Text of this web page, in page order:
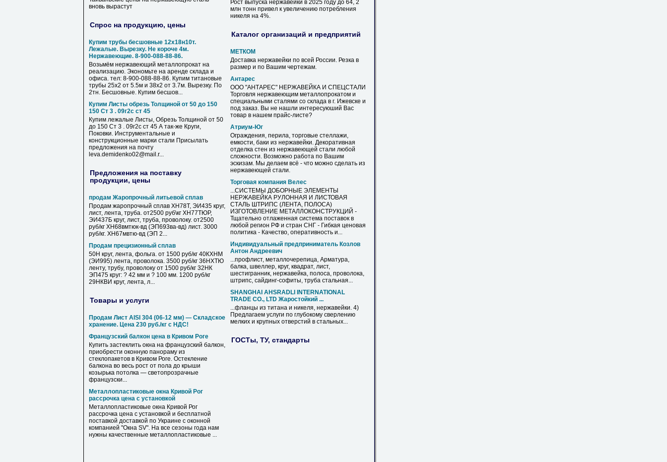
вновь вырастут
Спрос на продукцию, цены
Купим трубы бесшовные 12х18н10т.
Лежалые. Вырезку. Не короче 4м.
Нержавеющие. 8-900-088-88-86.
Возьмём нержавеющий металлопрокат на
реализацию. Экономьте на аренде склада и
офиса. тел: 8-900-088-88-86. Купим титановые
трубы 25х2 от 5.5м и 38х2 от 3.7м. Вырезку. По
2тн. Бесшовные. Купим бесшов...
Купим Листы обрезь Толщиной от 50 до 150
150 Ст 3 . 09г2с ст 45
Купим лежалые Листы, Обрезь Толщиной от 50
до 150 Ст 3 . 09г2с ст 45 А так-же Круги,
Поковки. Инструментальные и
конструкционные марки стали Присылать
предложения на почту
leva.demidenko02@mail.r...
Предложения на поставку
продукции, цены
продам Жаропрочный литьевой сплав
Продам жаропрочный сплав ХН78Т, ЭИ435 круг,
лист, лента, труба. от2500 руб\кг ХН77ТЮР,
ЭИ437Б круг, лист, труба, проволоку. от2500
руб/кг ХН68вмтюк-вд (ЭП693ва-вд) лист. 3000
руб/кг. ХН67мвтю-вд (ЭП 2...
Продам прецизионный сплав
50Н круг, лента, фольга. от 1500 руб/кг 40КХНМ
(ЭИ995) лента, проволока. 3500 руб/кг 36НХТЮ
ленту, трубу, проволоку от 1500 руб/кг 32НК
ЭП475 круг: ? 42 мм и ? 100 мм. 1200 руб/кг
29НКВИ круг, лента, л...
Товары и услуги
Продам Лист AISI 304 (06-12 мм) — Складское
хранение. Цена 230 руб./кг с НДС!
Французский балкон цена в Кривом Роге
Купить застеклить окна на французский балкон,
приобрести оконную панораму из
стеклопакетов в Кривом Роге. Остекление
балкона во весь рост от пола до крыши
козырька потолка — светопрозрачные
французски...
Металлопластиковые окна Кривой Рог
рассрочка цена с установкой
Металлопластиковые окна Кривой Рог
рассрочка цена с установкой и бесплатной
поставкой доставкой по Украине с оконной
компанией "Окна SV". На все сезоны года нам
нужны качественные металлопластиковые ...
Рост выпуска нержавейки в 2025 году до 64, 2
млн тонн привел к увеличению потребления
никеля на 4%.
Каталог организаций и предприятий
МЕТКОМ
Доставка нержавейки по всей России. Резка в
размер и по Вашим чертежам.
Антарес
ООО "АНТАРЕС" НЕРЖАВЕЙКА И СПЕЦСТАЛИ
Торговля нержавеющим металлопрокатом и
специальными сталями со склада в г. Ижевске и
под заказ. Вы не нашли интересуюший Вас
товар в нашем прайс-листе?
Атриум-Юг
Ограждения, перила, торговые стеллажи,
емкости, баки из нержавейки. Декоративная
отделка стен из нержавеющей стали любой
сложности. Возможно работа по Вашим
эскизам. Мы делаем всё - что можно сделать из
нержавеющей стали.
Торговая компания Велес
...СИСТЕМЫ ДОБОРНЫЕ ЭЛЕМЕНТЫ
НЕРЖАВЕЙКА РУЛОННАЯ И ЛИСТОВАЯ
СТАЛЬ ШТРИПС (ЛЕНТА, ПОЛОСА)
ИЗГОТОВЛЕНИЕ МЕТАЛЛОКОНСТРУКЦИЙ -
Тщательно отлаженная система поставок в
любой регион РФ и стран СНГ - Гибкая ценовая
политика - Качество, оперативность и...
Индивидуальный предприниматель Козлов
Антон Андреевич
...профлист, металлочерепица, Арматура,
балка, швеллер, круг, квадрат, лист,
шестигранник, нержавейка, полоса, проволока,
штрипс, сайдинг-софиты, труба стальная...
SHANGHAI AHSRADLI INTERNATIONAL
TRADE CО., LTD Жаростойкий ...
...фланцы из титана и никеля, нержавейки. 4)
Предлагаем услуги по глубокому сверлению
мелких и крупных отверстий в стальных...
ГОСТы, ТУ, стандарты